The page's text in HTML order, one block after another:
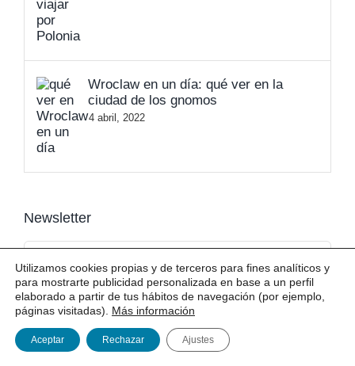
Wroclaw en un día: qué ver en la
ciudad de los gnomos
4 abril, 2022
Newsletter
Utilizamos cookies propias y de terceros para fines analíticos y
para mostrarte publicidad personalizada en base a un perfil
elaborado a partir de tus hábitos de navegación (por ejemplo,
páginas visitadas). Más información
Aceptar Rechazar Ajustes